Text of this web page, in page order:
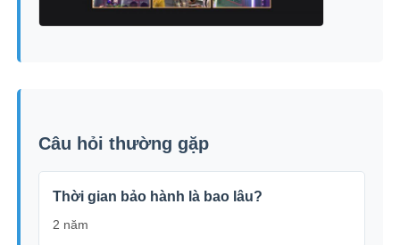
Câu hỏi thường gặp
Thời gian bảo hành là bao lâu?
2 năm